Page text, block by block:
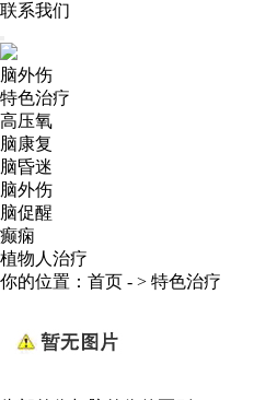
联系我们
脑外伤
特色治疗
高压氧
脑康复
脑昏迷
脑外伤
脑促醒
癫痫
植物人治疗
你的位置： 首页 - > 特色治疗